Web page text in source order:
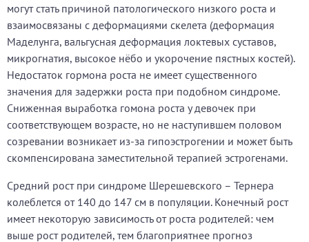
могут стать причиной патологического низкого роста и
взаимосвязаны с деформациями скелета (деформация
Маделунга, вальгусная деформация локтевых суставов,
микрогнатия, высокое нёбо и укорочение пястных костей).
Недостаток гормона роста не имеет существенного
значения для задержки роста при подобном синдроме.
Сниженная выработка гомона роста у девочек при
соответствующем возрасте, но не наступившем половом
созревании возникает из-за гипоэстрогении и может быть
скомпенсирована заместительной терапией эстрогенами.
Средний рост при синдроме Шерешевского – Тернера
колеблется от 140 до 147 см в популяции. Конечный рост
имеет некоторую зависимость от роста родителей: чем
выше рост родителей, тем благоприятнее прогноз